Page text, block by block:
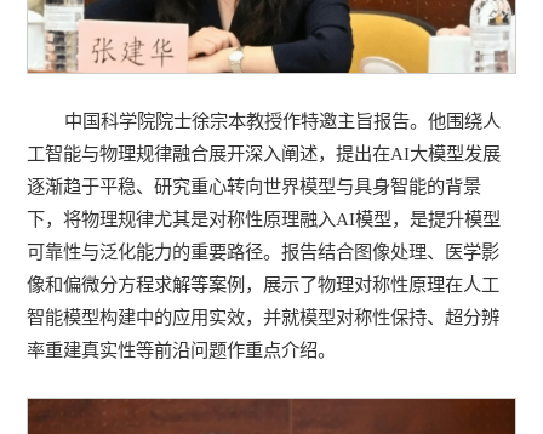
中国科学院院士徐宗本教授作特邀主旨报告。他围绕人
工智能与物理规律融合展开深入阐述，提出在AI大模型发展
逐渐趋于平稳、研究重心转向世界模型与具身智能的背景
下，将物理规律尤其是对称性原理融入AI模型，是提升模型
可靠性与泛化能力的重要路径。报告结合图像处理、医学影
像和偏微分方程求解等案例，展示了物理对称性原理在人工
智能模型构建中的应用实效，并就模型对称性保持、超分辨
率重建真实性等前沿问题作重点介绍。